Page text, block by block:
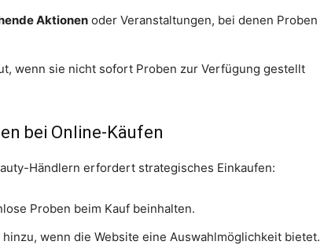
Aktionen oder Veranstaltungen, bei denen Proben
wenn sie nicht sofort Proben zur Verfügung gestellt
bei Online-Käufen
Händlern erfordert strategisches Einkaufen:
Proben beim Kauf beinhalten.
wenn die Website eine Auswahlmöglichkeit bietet.